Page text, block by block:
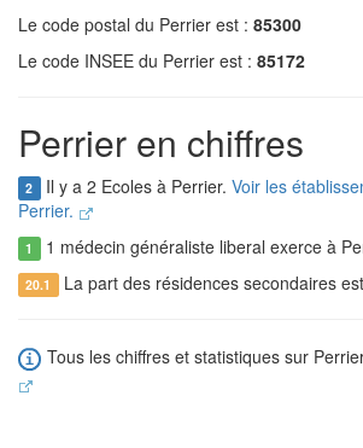
Le code postal du Perrier est : 85300
Le code INSEE du Perrier est : 85172
Perrier en chiffres
2 Il y a 2 Ecoles à Perrier. Voir les
Perrier.
1 1 médecin généraliste liberal exerce à
20.1 La part des résidences secondaires
Tous les chiffres et statistiques sur